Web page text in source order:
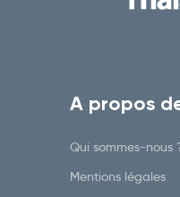
A propos
Qui sommes-nous
Mentions légales